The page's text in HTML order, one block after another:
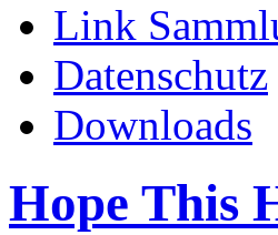
Link
Datenschutz
Downloads
Hope This